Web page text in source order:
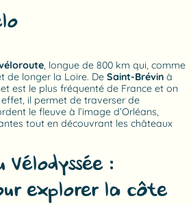
, longue de 800 km qui, comme
de longer la Loire. De Saint-Brévin à
est le plus fréquenté de France et on
il permet de traverser de
le fleuve à l’image d’Orléans,
tout en découvrant les châteaux
Vélodyssée :
explorer la côte